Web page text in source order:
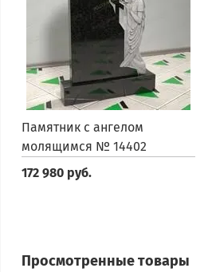
Памятник с ангелом
молящимся № 14402
172 980 руб.
Просмотренные товары